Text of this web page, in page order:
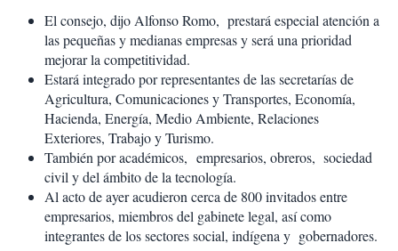
El consejo, dijo Alfonso Romo, prestará especial atención a
las pequeñas y medianas empresas y será una prioridad
mejorar la competitividad.
Estará integrado por representantes de las secretarías de
Agricultura, Comunicaciones y Transportes, Economía,
Hacienda, Energía, Medio Ambiente, Relaciones
Exteriores, Trabajo y Turismo.
También por académicos, empresarios, obreros, sociedad
civil y del ámbito de la tecnología.
Al acto de ayer acudieron cerca de 800 invitados entre
empresarios, miembros del gabinete legal, así como
integrantes de los sectores social, indígena y gobernadores.